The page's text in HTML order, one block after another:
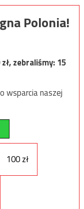
Polonia!
zł, zebraliśmy:15
wsparcia naszej
100 zł